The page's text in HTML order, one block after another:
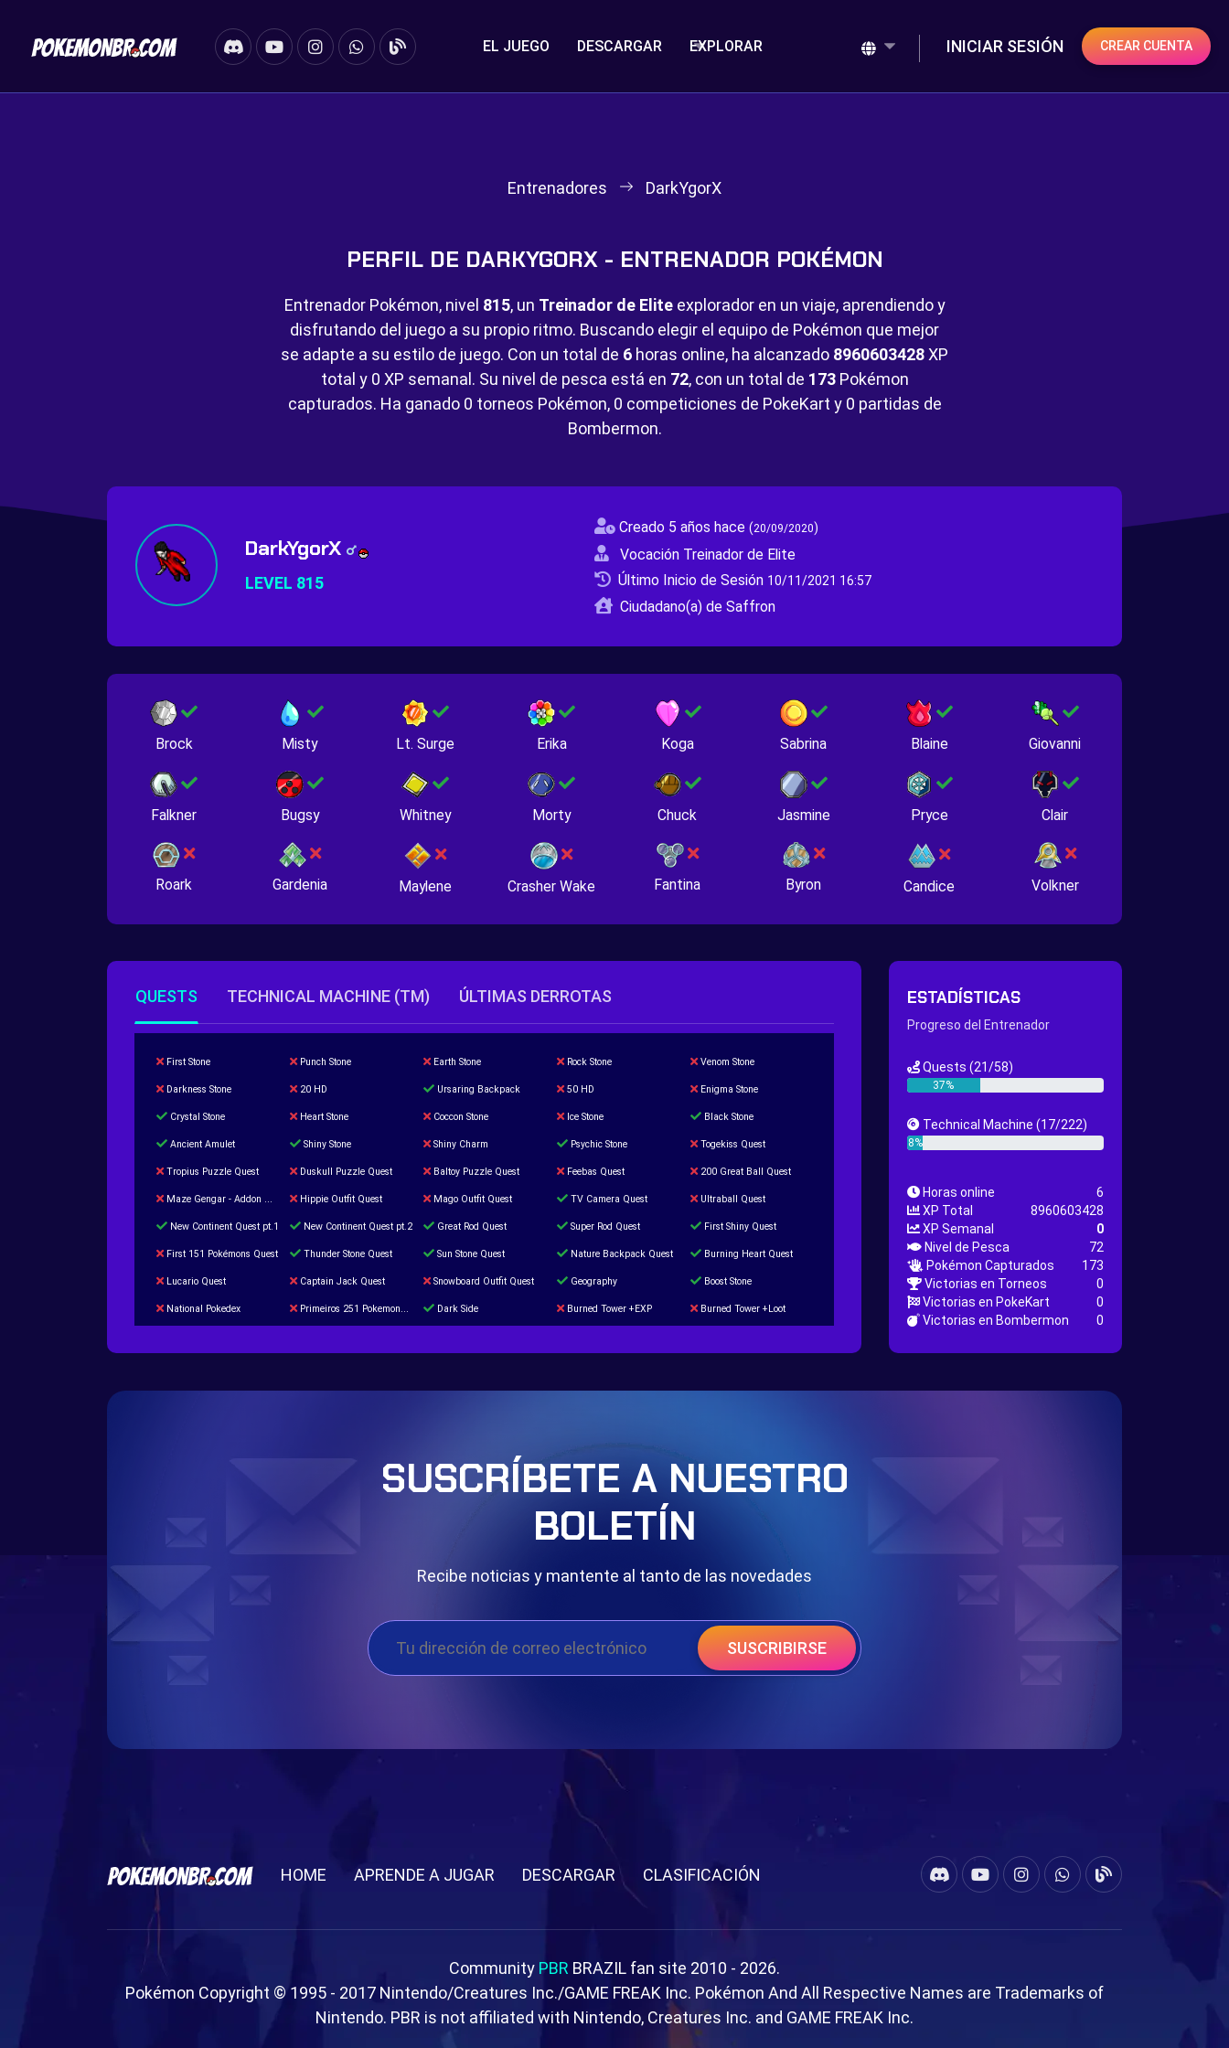
EL JUEGO DESCARGAR EXPLORAR INICIAR SESIÓN CREAR CUENTA
Entrenadores DarkYgorX
PERFIL DE DARKYGORX - ENTRENADOR POKÉMON
Entrenador Pokémon, nivel 815, un Treinador de Eliteexplorador en un viaje, aprendiendo y
disfrutando del juego a su propio ritmo. Buscando elegir el equipo de Pokémon que mejor
se adapte a su estilo de juego. Con un total de 6 horas online, ha alcanzado 8960603428XP
total y 0 XP semanal. Su nivel de pesca está en 72, con un total de 173Pokémon
capturados. Ha ganado 0 torneos Pokémon, 0 competiciones de PokeKart y 0 partidas de
Bombermon.
DarkYgorX
LEVEL 815
Creado 5 años hace (20/09/2020)
Vocación Treinador de Elite
Último Inicio de Sesión 10/11/2021 16:57
Ciudadano(a) de Saffron
Brock Misty Lt. Surge Erika Koga Sabrina Blaine Giovanni
Falkner Bugsy Whitney Morty Chuck Jasmine Pryce Clair
Roark Gardenia Maylene Crasher Wake Fantina Byron Candice Volkner
QUESTS TECHNICAL MACHINE (TM) ÚLTIMAS DERROTAS
First Stone Punch Stone Earth Stone Rock Stone Venom Stone
Darkness Stone 20 HD Ursaring Backpack 50 HD Enigma Stone
Crystal Stone Heart Stone Coccon Stone Ice Stone Black Stone
Ancient Amulet Shiny Stone Shiny Charm Psychic Stone Togekiss Quest
Tropius Puzzle Quest Duskull Puzzle Quest Baltoy Puzzle Quest Feebas Quest 200 Great Ball Quest
Maze Gengar - Addon Gengar Quest Hippie Outfit Quest Mago Outfit Quest TV Camera Quest Ultraball Quest
New Continent Quest pt.1 New Continent Quest pt.2 Great Rod Quest Super Rod Quest First Shiny Quest
First 151 Pokémons Quest Thunder Stone Quest Sun Stone Quest Nature Backpack Quest Burning Heart Quest
Lucario Quest Captain Jack Quest Snowboard Outfit Quest Geography Boost Stone
National Pokedex Primeiros 251 Pokemons na Pokedex Dark Side Burned Tower +EXP Burned Tower +Loot
ESTADÍSTICAS
Progreso del Entrenador
Quests (21/58)
37%
Technical Machine (17/222)
8%
Horas online
6
XP Total
8960603428
XP Semanal
0
Nivel de Pesca
72
Pokémon Capturados
173
Victorias en Torneos
0
Victorias en PokeKart
0
Victorias en Bombermon
0
SUSCRÍBETE A NUESTRO
BOLETÍN
Recibe noticias y mantente al tanto de las novedades
SUSCRIBIRSE
HOME APRENDE A JUGAR DESCARGAR CLASIFICACIÓN
Community PBR BRAZIL fan site 2010 - 2026.
Pokémon Copyright © 1995 - 2017 Nintendo/Creatures Inc./GAME FREAK Inc. Pokémon And All Respective Names are Trademarks of
Nintendo. PBR is not affiliated with Nintendo, Creatures Inc. and GAME FREAK Inc.